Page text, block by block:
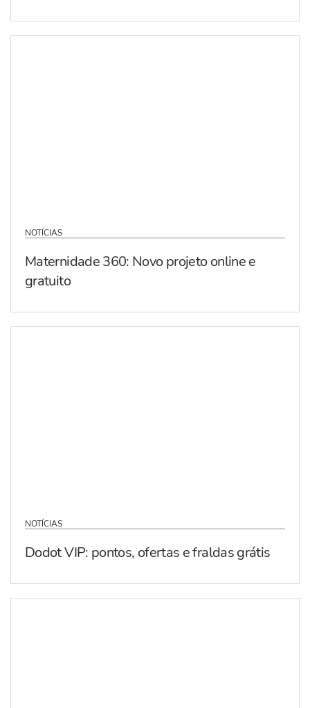
NOTÍCIAS
Maternidade 360: Novo projeto online e
gratuito
NOTÍCIAS
Dodot VIP: pontos, ofertas e fraldas grátis